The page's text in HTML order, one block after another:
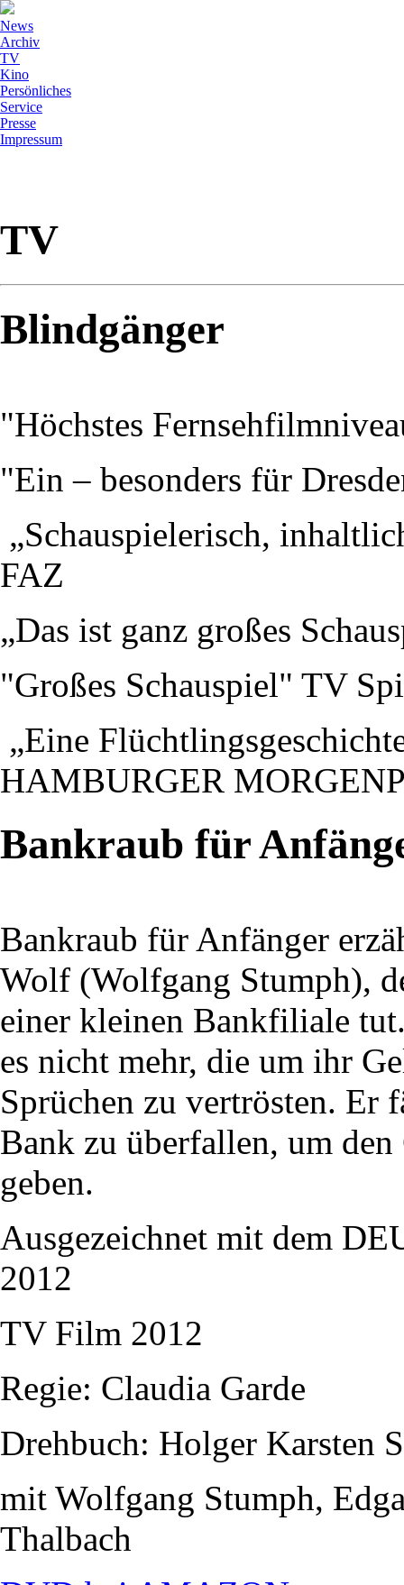
News
Archiv
TV
Kino
Persönliches
Service
Presse
Impressum
TV
Blindgänger
"Höchstes
"Ein – besonders für
„Schauspielerisch,
FAZ
„Das ist ganz großes
"Großes Schauspiel" TV
„Eine
HAMBURGER
Bankraub für
Bankraub für Anfänger
Wolf (Wolfgang Stumph),
einer kleinen Bankfiliale
es nicht mehr, die um ihr
Sprüchen zu vertrösten. Er
Bank zu überfallen, um
geben.
Ausgezeichnet mit dem
2012
TV Film 2012
Regie: Claudia Garde
Drehbuch: Holger Karsten
mit Wolfgang Stumph,
Thalbach